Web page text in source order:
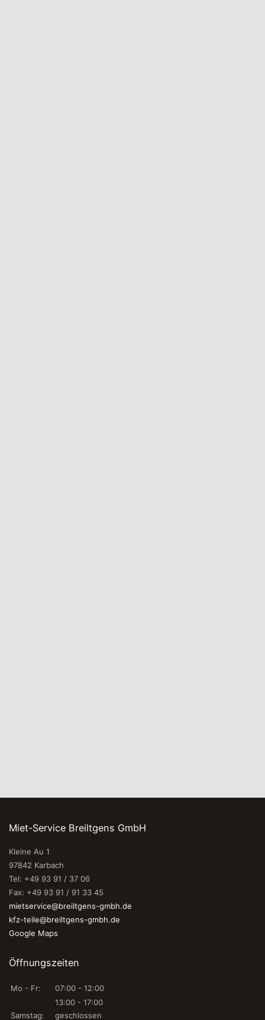
Miet-Service Breiltgens GmbH
Kleine Au 1
97842 Karbach
Tel: +49 93 91 / 37 06
Fax: +49 93 91 / 91 33 45
mietservice@breiltgens-gmbh.de
kfz-teile@breiltgens-gmbh.de
Google Maps
Öffnungszeiten
Mo - Fr:
07:00 - 12:00
13:00 - 17:00
Samstag:
geschlossen